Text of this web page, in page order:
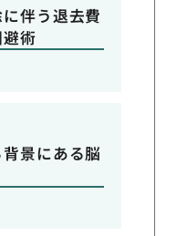
伴う退去費
術
景にある脳